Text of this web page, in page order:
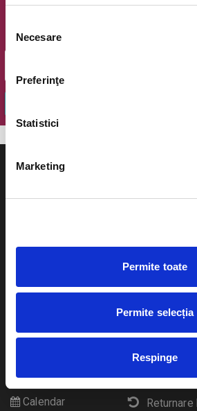
consimțământului
Necesare
Preferinţe
Statistici
Marketing
Permite toate
Permite selecția
Respinge
Oferte exclusive si o editie
Email
Cum
eBilet
Returnare
festivaluri
Pentru copii
Diverse
Calendar